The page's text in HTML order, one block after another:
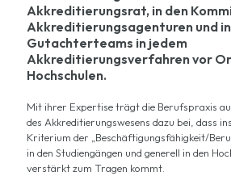
Akkreditierungsrat, in den
Akkreditierungsagenturen und
Gutachterteams in jedem
Akkreditierungsverfahren vor
Hochschulen.
Mit ihrer Expertise trägt die Berufspraxis
des Akkreditierungswesens dazu bei, dass
Kriterium der „Beschäftigungsfähigkeit/
in den Studiengängen und generell in den
verstärkt zum Tragen kommt.